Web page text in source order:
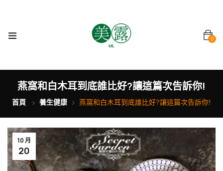
0
燕窩和白木耳到底誰比好?讓這篇次告訴你!
首頁 養生健康 燕窩和白木耳到底誰比好?讓這篇次告訴你!
10 月
20